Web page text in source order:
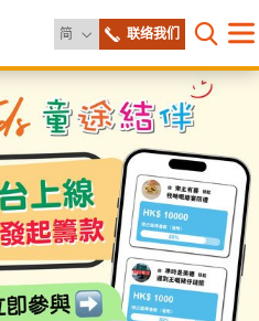
简 更改语言联络我们
打开目